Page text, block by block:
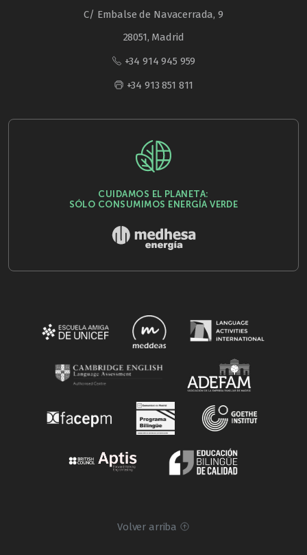
C/ Embalse de Navacerrada, 9
28051, Madrid
+34 914 945 959
+34 913 851 811
CUIDAMOS EL PLANETA:
SÓLO CONSUMIMOS ENERGÍA VERDE
Volver arriba